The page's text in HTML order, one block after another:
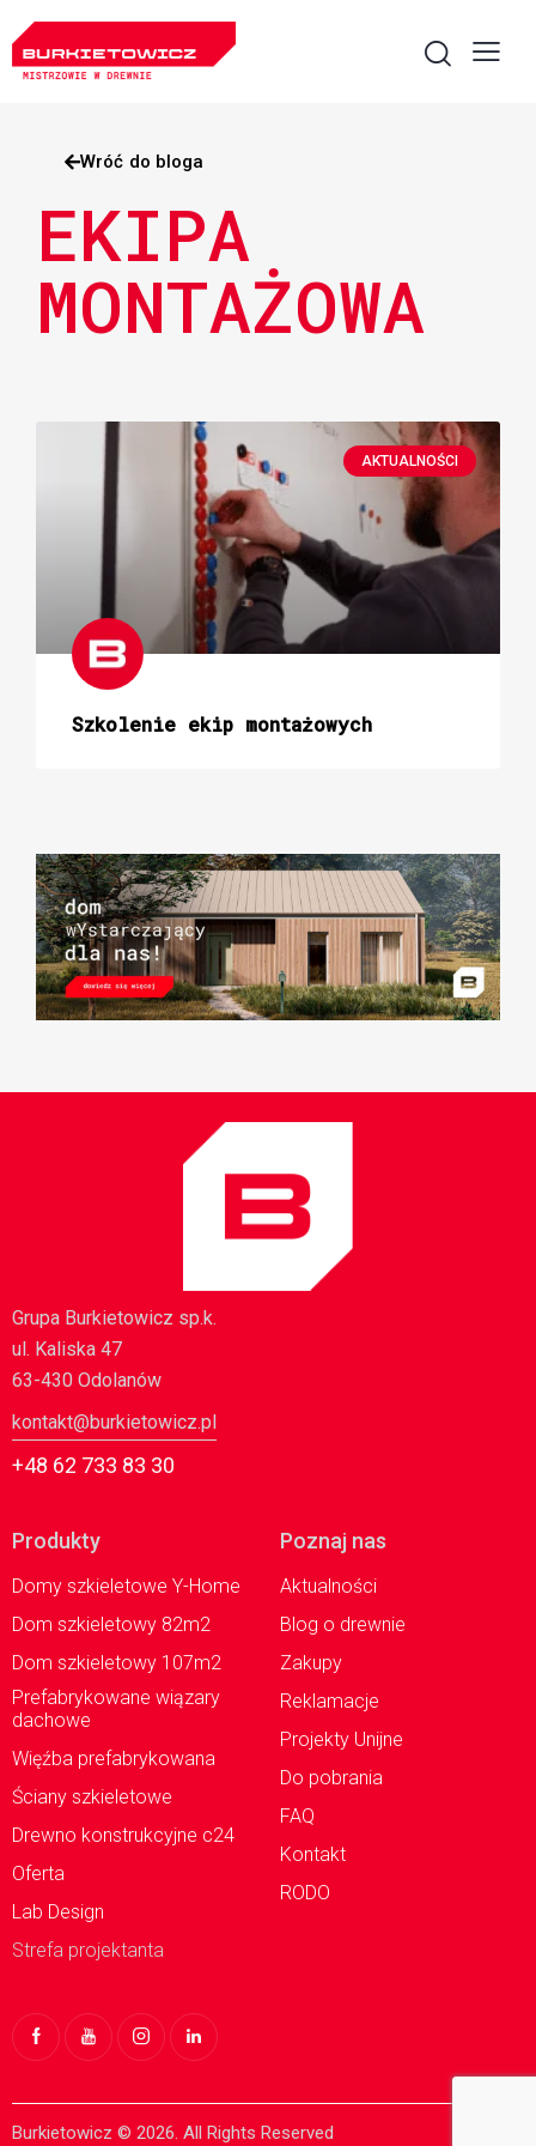
Wróć do bloga
EKIPA
MONTAŻOWA
AKTUALNOŚCI
Szkolenie ekip montażowych
Grupa Burkietowicz sp.k.
ul. Kaliska 47
63-430 Odolanów
kontakt@burkietowicz.pl
+48 62 733 83 30
Produkty
Domy szkieletowe Y-Home
Dom szkieletowy 82m2
Dom szkieletowy 107m2
Prefabrykowane wiązary
dachowe
Więźba prefabrykowana
Ściany szkieletowe
Drewno konstrukcyjne c24
Oferta
Lab Design
Strefa projektanta
Poznaj nas
Aktualności
Blog o drewnie
Zakupy
Reklamacje
Projekty Unijne
Do pobrania
FAQ
Kontakt
RODO
Burkietowicz © 2026. All Rights Reserved